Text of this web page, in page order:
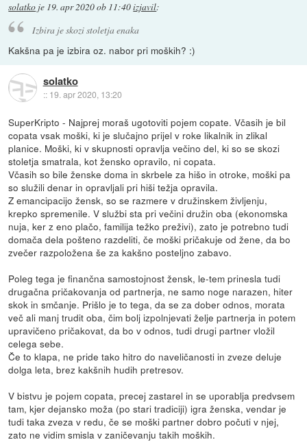
solatko je 19. apr 2020 ob 11:40izjavil:
Izbira je skozi stoletja enaka
Kakšna pa je izbira oz. nabor pri moških? :)
solatko
:: 19. apr 2020, 13:20
SuperKripto - Najprej moraš ugotoviti pojem copate. Včasih je bil
copata vsak moški, ki je slučajno prijel v roke likalnik in zlikal
planice. Moški, ki v skupnosti opravlja večino del, ki so se skozi
stoletja smatrala, kot žensko opravilo, ni copata.
Včasih so bile ženske doma in skrbele za hišo in otroke, moški pa
so služili denar in opravljali pri hiši težja opravila.
Z emancipacijo žensk, so se razmere v družinskem življenju,
krepko spremenile. V službi sta pri večini družin oba (ekonomska
nuja, ker z eno plačo, familija težko preživi), zato je potrebno tudi
domača dela pošteno razdeliti, če moški pričakuje od žene, da bo
zvečer razpoložena še za kakšno posteljno zabavo.
Poleg tega je finančna samostojnost žensk, le-tem prinesla tudi
drugačna pričakovanja od partnerja, ne samo noge narazen, hiter
skok in smčanje. Prišlo je to tega, da se za dober odnos, morata
več ali manj trudit oba, čim bolj izpolnjevati želje partnerja in potem
upravičeno pričakovat, da bo v odnos, tudi drugi partner vložil
celega sebe.
Če to klapa, ne pride tako hitro do naveličanosti in zveze deluje
dolga leta, brez kakšnih hudih pretresov.
V bistvu je pojem copata, precej zastarel in se uporablja predvsem
tam, kjer dejansko moža (po stari tradiciji) igra ženska, vendar je
tudi taka zveza v redu, če se moški partner dobro počuti v njej,
zato ne vidim smisla v zaničevanju takih moških.